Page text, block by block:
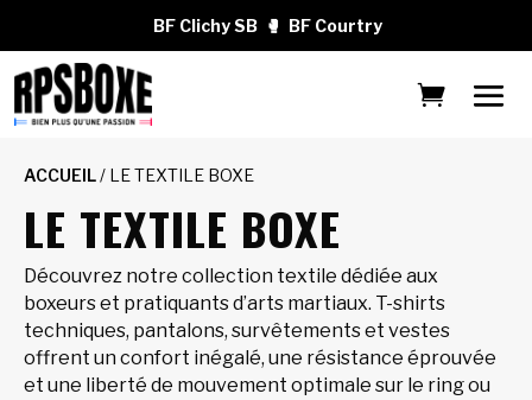
BF Clichy SB 🥊 BF Courtry
ACCUEIL/ LE TEXTILE BOXE
LE TEXTILE BOXE
Découvrez notre collection textile dédiée aux
boxeurs et pratiquants d’arts martiaux. T-shirts
techniques, pantalons, survêtements et vestes
offrent un confort inégalé, une résistance éprouvée
et une liberté de mouvement optimale sur le ring ou